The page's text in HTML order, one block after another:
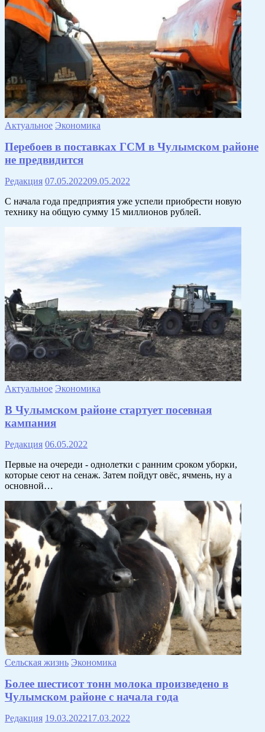
Актуальное Экономика
Перебоев в поставках ГСМ в Чулымском районе
не предвидится
Редакция 07.05.202209.05.2022
С начала года предприятия уже успели приобрести новую
технику на общую сумму 15 миллионов рублей.
Актуальное Экономика
В Чулымском районе стартует посевная
кампания
Редакция 06.05.2022
Первые на очереди - однолетки с ранним сроком уборки,
которые сеют на сенаж. Затем пойдут овёс, ячмень, ну а
основной…
Сельская жизнь Экономика
Более шестисот тонн молока произведено в
Чулымском районе с начала года
Редакция 19.03.202217.03.2022